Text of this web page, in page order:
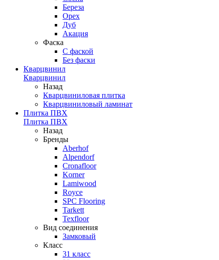
Береза
Орех
Дуб
Акация
Фаска
С фаской
Без фаски
Кварцвинил
Кварцвинил
Назад
Кварцвиниловая плитка
Кварцвиниловый ламинат
Плитка ПВХ
Плитка ПВХ
Назад
Бренды
Aberhof
Alpendorf
Cronafloor
Korner
Lamiwood
Royce
SPC Flooring
Tarkett
Texfloor
Вид соединения
Замковый
Класс
31 класс